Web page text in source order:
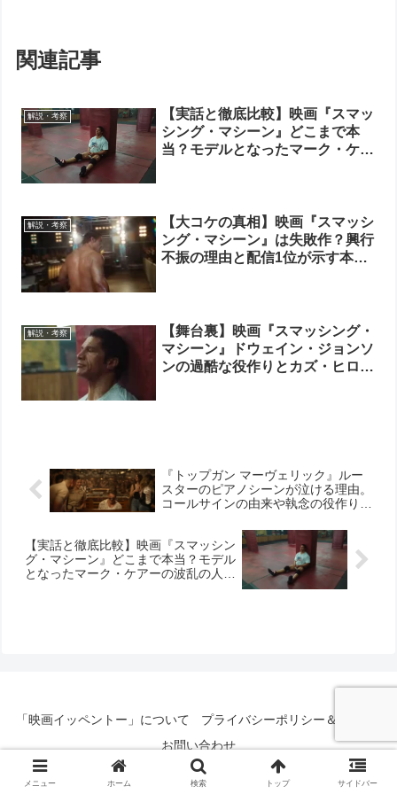
関連記事
解説・考察
【実話と徹底比較】映画『スマッ
シング・マシーン』どこまで本
当？モデルとなったマーク・ケア
解説・考察
【大コケの真相】映画『スマッシ
ング・マシーン』は失敗作？興行
不振の理由と配信1位が示す本当
解説・考察
【舞台裏】映画『スマッシング・
マシーン』ドウェイン・ジョンソ
ンの過酷な役作りとカズ・ヒロの
『トップガン マーヴェリック』ルー
スターのピアノシーンが泣ける理由。
コールサインの由来や執念の役作りを
【実話と徹底比較】映画『スマッシン
グ・マシーン』どこまで本当？モデル
となったマーク・ケアーの波乱の人生
「映画イッペントー」について
プライバシーポリシー＆免責事項
お問い合わせ
© 2020-2026 映画イッペントー.
メニュー ホーム 検索 トップ サイドバー